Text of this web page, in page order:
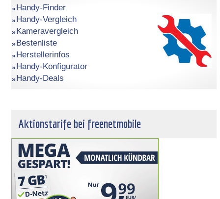
Handy-Finder
Handy-Vergleich
Kameravergleich
Bestenliste
Herstellerinfos
Handy-Konfigurator
Handy-Deals
Aktionstarife bei freenetmobile